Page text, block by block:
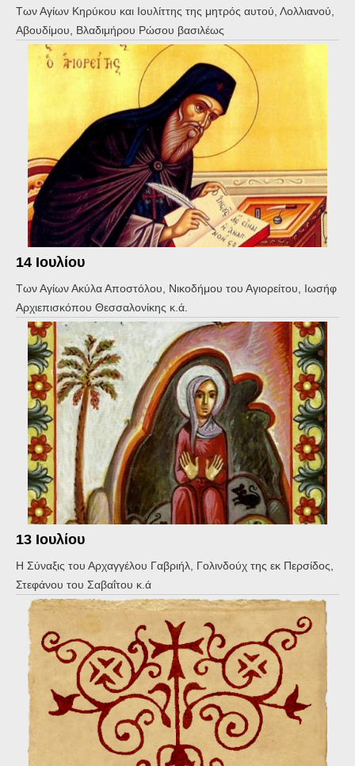
Των Αγίων Κηρύκου και Ιουλίττης της μητρός αυτού, Λολλιανού,
Αβουδίμου, Βλαδιμήρου Ρώσου βασιλέως
14 Ιουλίου
Των Αγίων Ακύλα Αποστόλου, Νικοδήμου του Αγιορείτου, Ιωσήφ
Αρχιεπισκόπου Θεσσαλονίκης κ.ά.
13 Ιουλίου
Η Σύναξις του Αρχαγγέλου Γαβριήλ, Γολινδούχ της εκ Περσίδος,
Στεφάνου του Σαβαΐτου κ.ά